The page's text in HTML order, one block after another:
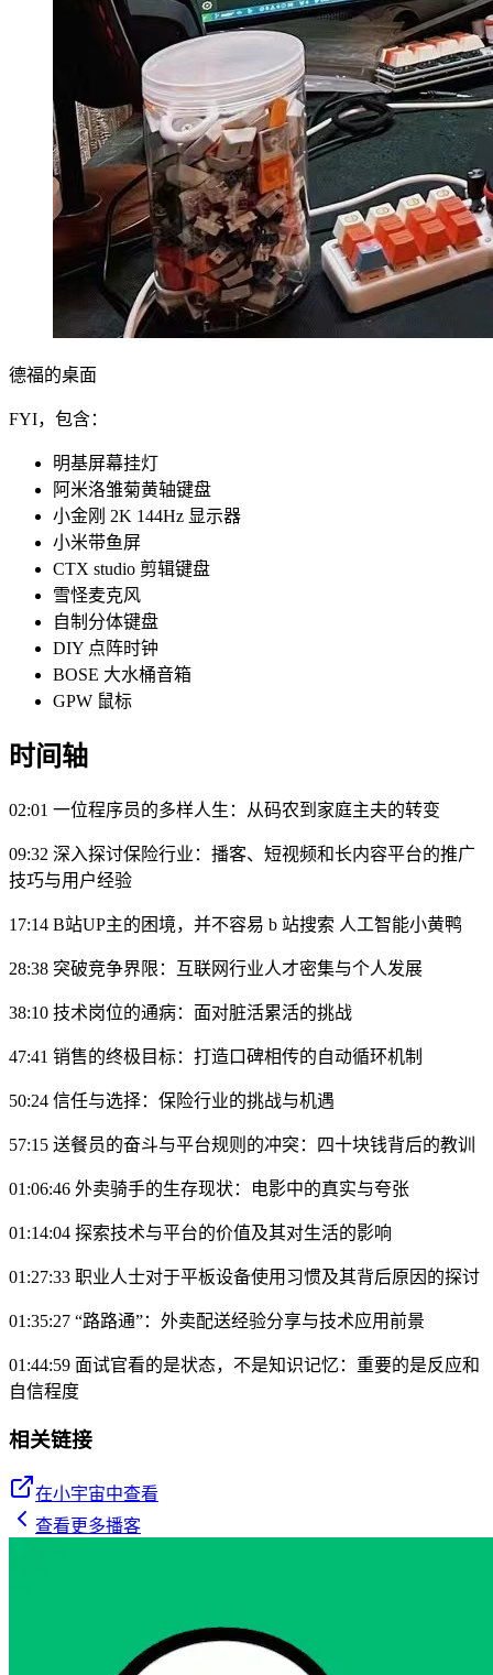
德福的桌面
FYI，包含：
明基屏幕挂灯
阿米洛雏菊黄轴键盘
小金刚 2K 144Hz 显示器
小米带鱼屏
CTX studio 剪辑键盘
雪怪麦克风
自制分体键盘
DIY 点阵时钟
BOSE 大水桶音箱
GPW 鼠标
时间轴
02:01 一位程序员的多样人生：从码农到家庭主夫的转变
09:32 深入探讨保险行业：播客、短视频和长内容平台的推广
技巧与用户经验
17:14 B站UP主的困境，并不容易 b 站搜索 人工智能小黄鸭
28:38 突破竞争界限：互联网行业人才密集与个人发展
38:10 技术岗位的通病：面对脏活累活的挑战
47:41 销售的终极目标：打造口碑相传的自动循环机制
50:24 信任与选择：保险行业的挑战与机遇
57:15 送餐员的奋斗与平台规则的冲突：四十块钱背后的教训
01:06:46 外卖骑手的生存现状：电影中的真实与夸张
01:14:04 探索技术与平台的价值及其对生活的影响
01:27:33 职业人士对于平板设备使用习惯及其背后原因的探讨
01:35:27 “路路通”：外卖配送经验分享与技术应用前景
01:44:59 面试官看的是状态，不是知识记忆：重要的是反应和
自信程度
相关链接
在小宇宙中查看
查看更多播客